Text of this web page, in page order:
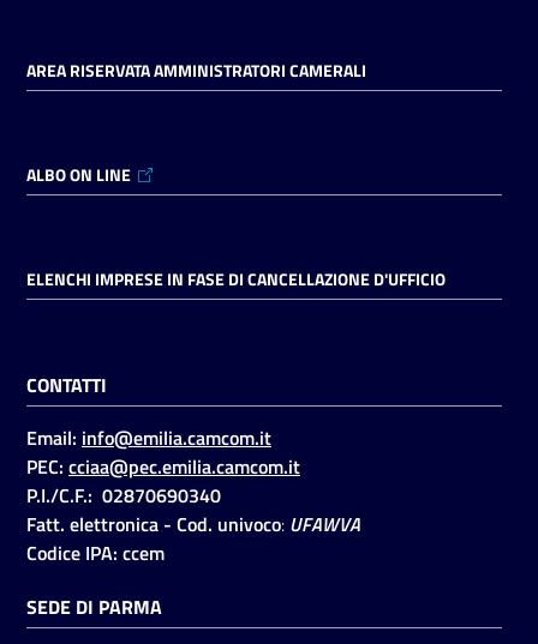
AREA RISERVATA AMMINISTRATORI CAMERALI
ALBO ON LINE
ELENCHI IMPRESE IN FASE DI CANCELLAZIONE D'UFFICIO
CONTATTI
Email: info@emilia.camcom.it
PEC: cciaa@pec.emilia.camcom.it
P.I./C.F.: 02870690340
Fatt. elettronica - Cod. univoco: UFAWVA
Codice IPA: ccem
SEDE DI PARMA